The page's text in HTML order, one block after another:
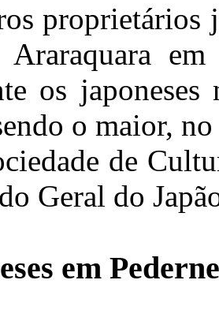
proprietários
Araraquara
os
o maior,
de
Geral do
em